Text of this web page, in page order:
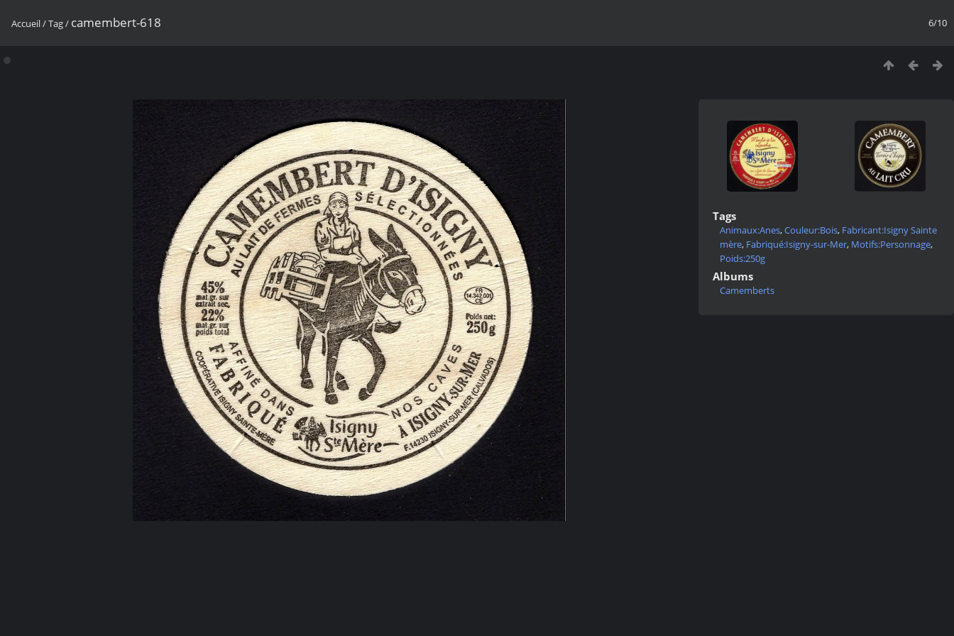
6/10
Accueil/Tag/ camembert-618
Tags
Animaux:Anes,Couleur:Bois, Fabricant:Isigny Sainte
mère, Fabriqué:Isigny-sur-Mer, Motifs:Personnage,
Poids:250g
Albums
Camemberts